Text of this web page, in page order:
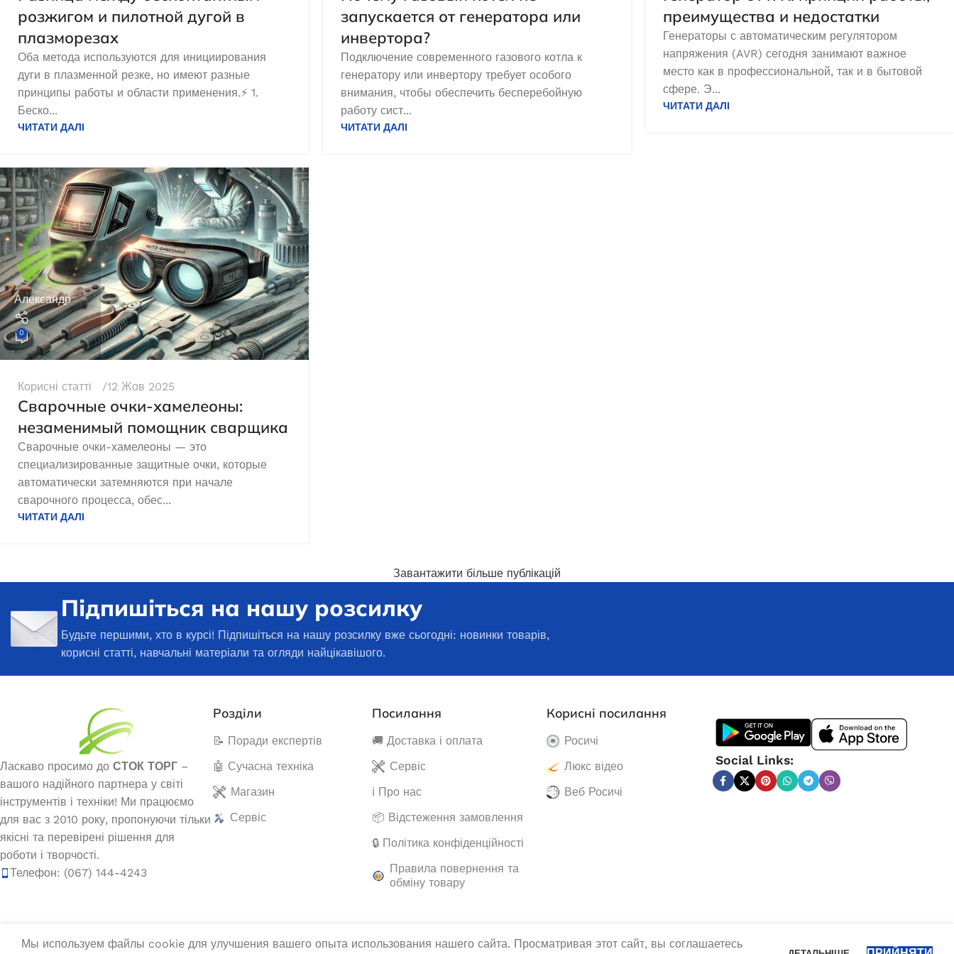
51 324,0₴
ДОДАТИ В КОШИК
Генератор бензиновий EDON PT
10000 FES
В наявності
22 386,0₴
ДОДАТИ В КОШИК
Генератор дизельный Edon
открытого типа мощностью 50
(40 номинал) кВт
Під замовлення
377 650,0
ДОДАТИ В КОШИК
розжигом и пилотной дугой в
плазморезах
Оба метода используются для инициирования
дуги в плазменной резке, но имеют разные
принципы работы и области применения.⚡ 1.
Беско...
ЧИТАТИ ДАЛІ
запускается от генератора или
инвертора?
Подключение современного газового котла к
генератору или инвертору требует особого
внимания, чтобы обеспечить бесперебойную
работу сист...
ЧИТАТИ ДАЛІ
преимущества и недостатки
Генераторы с автоматическим регулятором
напряжения (AVR) сегодня занимают важное
место как в профессиональной, так и в бытовой
сфере. Э...
ЧИТАТИ ДАЛІ
Александр
0
Корисні статті 12 Жов 2025
Сварочные очки-хамелеоны:
незаменимый помощник сварщика
Сварочные очки-хамелеоны — это
специализированные защитные очки, которые
автоматически затемняются при начале
сварочного процесса, обес...
ЧИТАТИ ДАЛІ
Завантажити більше публікацій
Підпишіться на нашу розсилку
Будьте першими, хто в курсі! Підпишіться на нашу розсилку вже сьогодні: новинки товарів,
корисні статті, навчальні матеріали та огляди найцікавішого.
Ласкаво просимо до СТОК ТОРГ –
вашого надійного партнера у світі
інструментів і техніки! Ми працюємо
для вас з 2010 року, пропонуючи тільки
якісні та перевірені рішення для
роботи і творчості.
Телефон: (067) 144-4243
Розділи
📝 Поради експертів
🤖 Сучасна техніка
Магазин
Сервіс
Посилання
🚚 Доставка і оплата
Сервіс
ℹ️ Про нас
📦 Відстеження замовлення
🔒 Політика конфіденційності
Правила повернення та
обміну товару
Корисні посилання
Росичі
Люкс відео
Веб Росичі
Social Links:
Мы используем файлы cookie для улучшения вашего опыта использования нашего сайта. Просматривая этот сайт, вы соглашаетесь